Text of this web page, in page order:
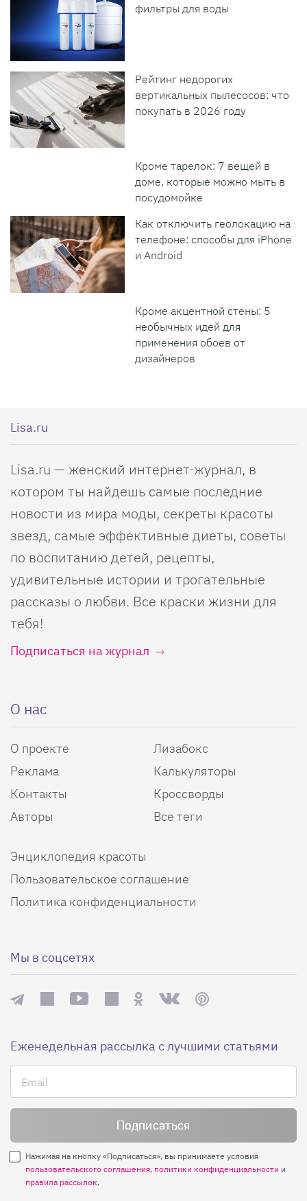
фильтры для воды
Рейтинг недорогих
вертикальных пылесосов: что
покупать в 2026 году
Кроме тарелок: 7 вещей в
доме, которые можно мыть в
посудомойке
Как отключить геолокацию на
телефоне: способы для iPhone
и Android
Кроме акцентной стены: 5
необычных идей для
применения обоев от
дизайнеров
Lisa.ru
Lisa.ru — женский интернет-журнал, в
котором ты найдешь самые последние
новости из мира моды, секреты красоты
звезд, самые эффективные диеты, советы
по воспитанию детей, рецепты,
удивительные истории и трогательные
рассказы о любви. Все краски жизни для
тебя!
Подписаться на журнал
О нас
О проекте
Реклама
Контакты
Авторы
Лизабокс
Калькуляторы
Кроссворды
Все теги
Энциклопедия красоты
Пользовательское соглашение
Политика конфиденциальности
Мы в соцсетях
Еженедельная рассылка с лучшими статьями
Нажимая на кнопку «Подписаться», вы принимаете условия
пользовательского соглашения, политики конфиденциальности и
правила рассылок.